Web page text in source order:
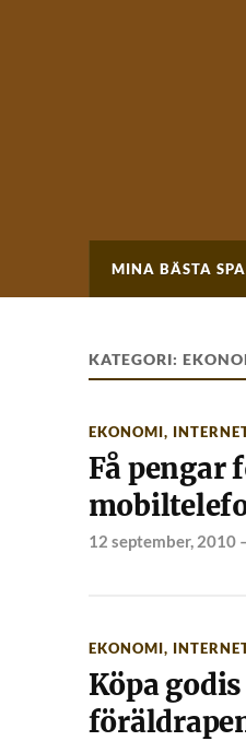
MINA BÄSTA
KATEGORI:
EKONOMI,
Få pengar
12 september, 2010
EKONOMI,
Köpa